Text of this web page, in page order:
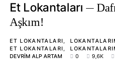
Et Lokantaları
Aşkım!
ET LOKANTALARI
ET LOKANTALARI
DEVRIM ALP ARTAM
0 9,6K